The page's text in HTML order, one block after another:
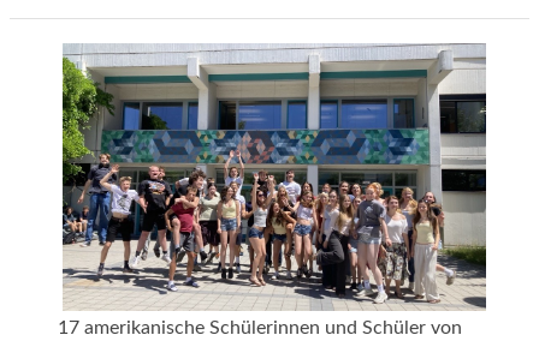
17 amerikanische Schülerinnen und Schüler von